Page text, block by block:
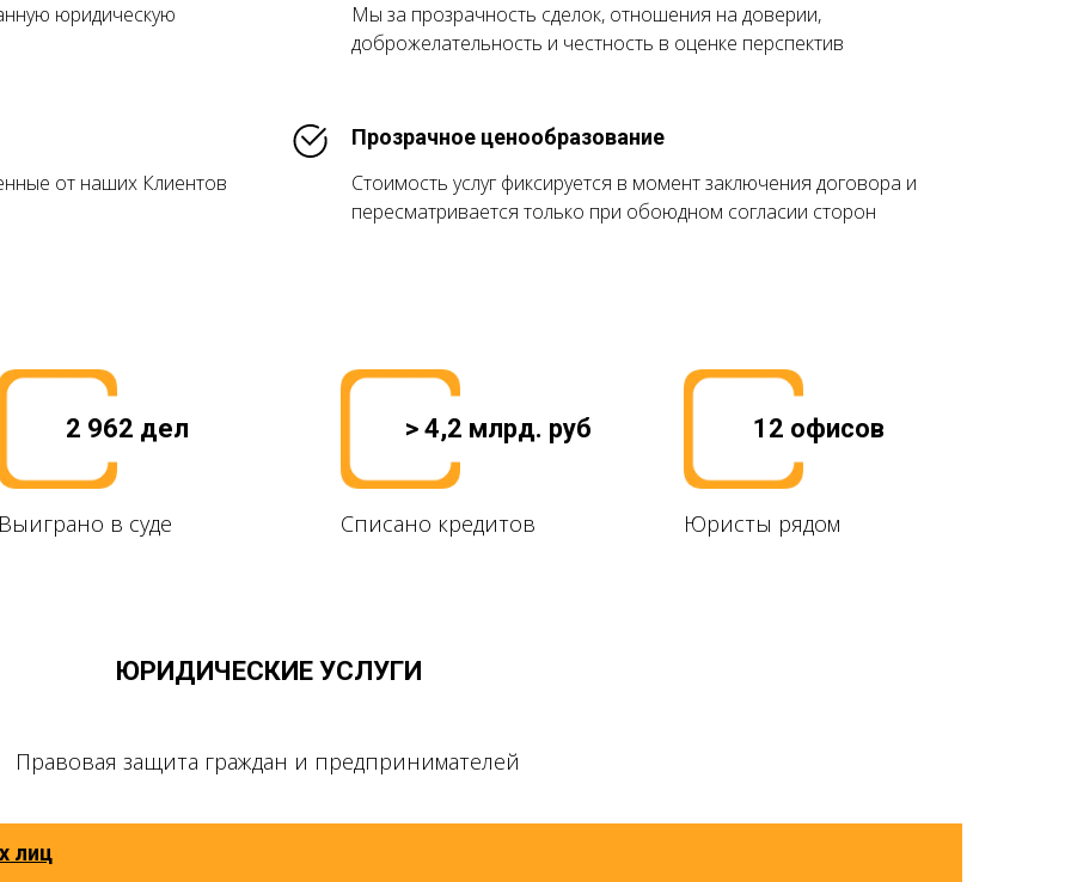
юридическую
Мы за прозрачность сделок, отношения на доверии,
доброжелательность и честность в оценке перспектив
от наших Клиентов
Прозрачное ценообразование
Стоимость услуг фиксируется в момент заключения договора и
пересматривается только при обоюдном согласии сторон
Списано кредитов
> 4,2 млрд. руб
2 962 дел
в суде
12 офисов
Юристы рядом
ЮРИДИЧЕСКИЕ УСЛУГИ
Правовая защита граждан и предпринимателей
лиц